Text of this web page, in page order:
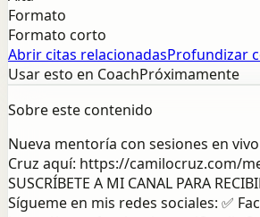
Formato
Formato corto
Abrir citas relacionadasProfundizar
Usar esto en CoachPróximamente
Sobre este contenido
Nueva mentoría con sesiones en
Cruz aquí: https://camilocruz.com/
SUSCRÍBETE A MI CANAL PARA
Sígueme en mis redes sociales: ✅